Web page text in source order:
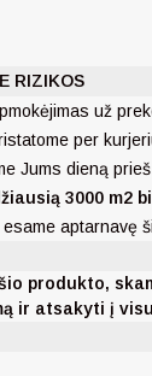
RIZIKOS
už
per
Jums dieną
3000 m2
esame aptarnavę
produkto,
ir atsakyti į